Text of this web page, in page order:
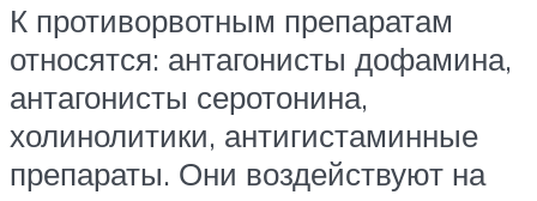
К противорвотным препаратам
относятся: антагонисты дофамина,
антагонисты серотонина,
холинолитики, антигистаминные
препараты. Они воздействуют на